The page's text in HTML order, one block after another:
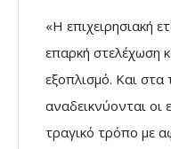
«Η επιχειρησιακή
επαρκή στελέχωση
εξοπλισμό. Και στα
αναδεικνύονται οι
τραγικό τρόπο με